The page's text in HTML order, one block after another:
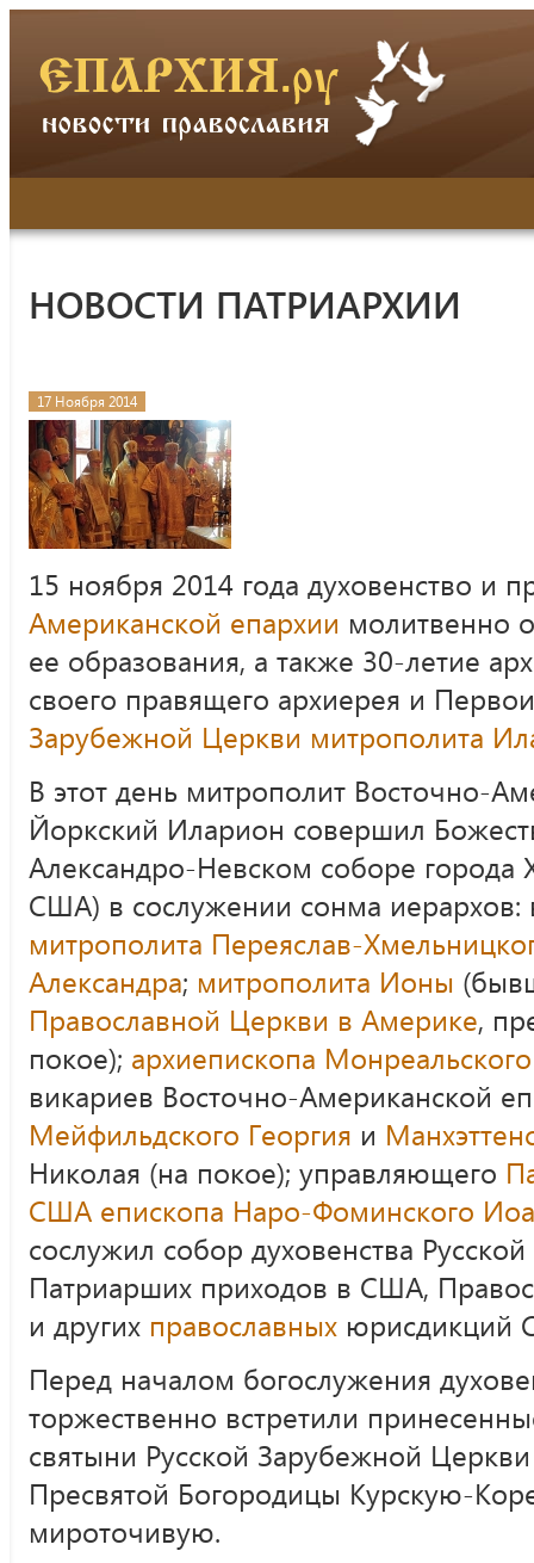
НОВОСТИ ПАТРИАРХИИ
17 Ноября 2014
15 ноября 2014 года духовенство и
Американской епархии молитвенно
ее образования, а также 30-летие
своего правящего архиерея и
Зарубежной Церкви митрополита
В этот день митрополит Восточно-
Йоркский Иларион совершил
Александро-Невском соборе
США) в сослужении сонма иерархов:
митрополита Переяслав-
Александра; митрополита Ионы
Православной Церкви в Америке,
покое); архиепископа
викариев Восточно-Американской
Мейфильдского Георгия и
Николая (на покое); управляющего
США епископа Наро-Фоминского
сослужил собор духовенства
Патриарших приходов в США,
и других православных юрисдикций
Перед началом богослужения
торжественно встретили
святыни Русской Зарубежной
Пресвятой Богородицы Курскую-
мироточивую.